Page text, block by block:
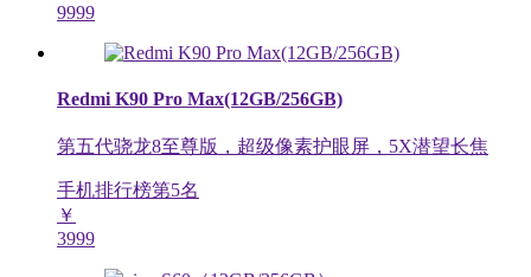
9999
Redmi K90 Pro Max(12GB/256GB)
第五代骁龙8至尊版，超级像素护眼屏，5X潜望长焦
手机排行榜第5名
￥
3999